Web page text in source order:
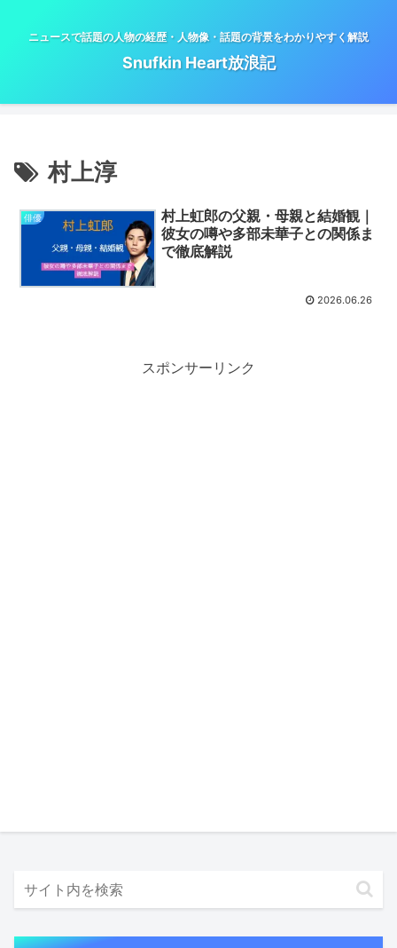
ニュースで話題の人物の経歴・人物像・話題の背景をわかりやすく解説
Snufkin Heart放浪記
村上淳
俳優
村上虹郎の父親・母親と結婚観｜
彼女の噂や多部未華子との関係ま
で徹底解説
2026.06.26
スポンサーリンク